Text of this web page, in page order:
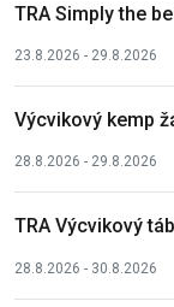
TRA Simply the
23.8.2026 - 29.8.2026
Výcvikový kemp
28.8.2026 - 29.8.2026
TRA Výcvikový
28.8.2026 - 30.8.2026